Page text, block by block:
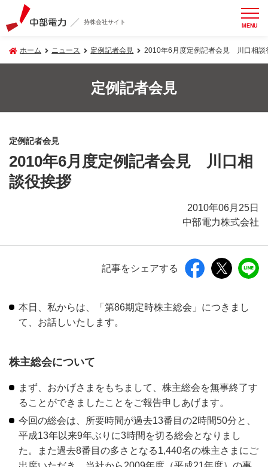
持株会社サイト MENU
ホーム ニュース 定例記者会見 2010年6月度定例記者会見 川口相談
定例記者会見
定例記者会見
2010年6月度定例記者会見 川口相
談役挨拶
2010年06月25日
中部電力株式会社
記事をシェアする
本日、私からは、「第86期定時株主総会」につきまし
て、お話しいたします。
株主総会について
まず、おかげさまをもちまして、株主総会を無事終了す
ることができましたことをご報告申しあげます。
今回の総会は、所要時間が過去13番目の2時間50分と、
平成13年以来9年ぶりに3時間を切る総会となりまし
た。また過去8番目の多さとなる1,440名の株主さまにご